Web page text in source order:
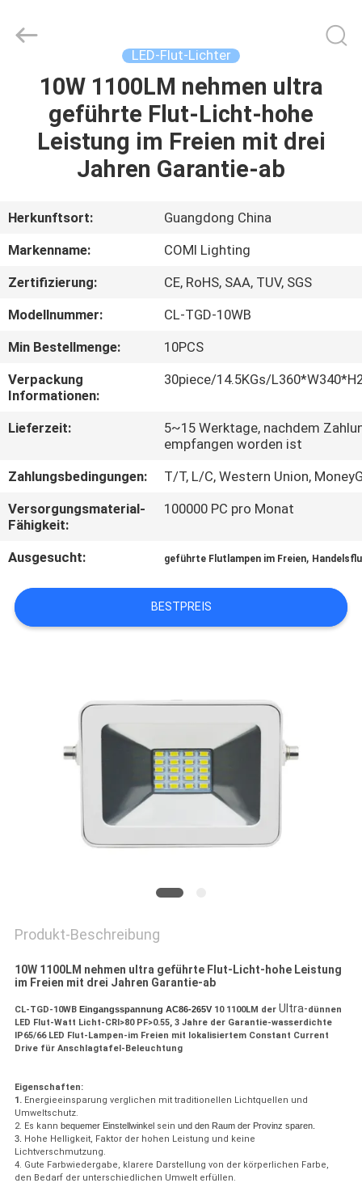
HAUS
PRODUKTE
UNS
AUSFLUG
QUALITÄTSKONTROLLE
TRETEN
SIE
UNS
IN
VERBINDUNG
NACHRICHTEN
DATENSCHUTZRICHTLINIE
LIMITED.
LED-Flut-Lichter
10W 1100LM nehmen ultra
geführte Flut-Licht-hohe
Leistung im Freien mit drei
Jahren Garantie-ab
Herkunftsort:
Guangdong China
Markenname:
COMI Lighting
Zertifizierung:
CE, RoHS, SAA, TUV, SGS
Modellnummer:
CL-TGD-10WB
Min Bestellmenge:
10PCS
Verpackung
Informationen:
30piece/14.5KGs/
Lieferzeit:
5~15 Werktage, nachdem
empfangen worden ist
Zahlungsbedingungen:
T/T, L/C, Western Union,
Versorgungsmaterial-
Fähigkeit:
100000 PC pro Monat
Ausgesucht: geführte Flutlampen im Freien,
BESTPREIS
Produkt-Beschreibung
10W 1100LM nehmen ultra geführte Flut-Licht-hohe Leistung
im Freien mit drei Jahren Garantie-ab
CL-TGD-10WB Eingangsspannung AC86-265V 10 1100LM derUltra-dünnen
LED Flut-Watt Licht-CRI>80 PF>0.55, 3 Jahre der Garantie-wasserdichte
IP65/66 LED Flut-Lampen-im Freien mit lokalisiertem Constant Current
Drive für Anschlagtafel-Beleuchtung
Eigenschaften:
1. Energieeinsparung verglichen mit traditionellen Lichtquellen und
Umweltschutz.
2. Es kann bequemer Einstellwinkel sein und den Raum der Provinz sparen.
3. Hohe Helligkeit, Faktor der hohen Leistung und keine
Lichtverschmutzung.
4. Gute Farbwiedergabe, klarere Darstellung von der körperlichen Farbe,
den Bedarf der unterschiedlichen Umwelt erfüllen.